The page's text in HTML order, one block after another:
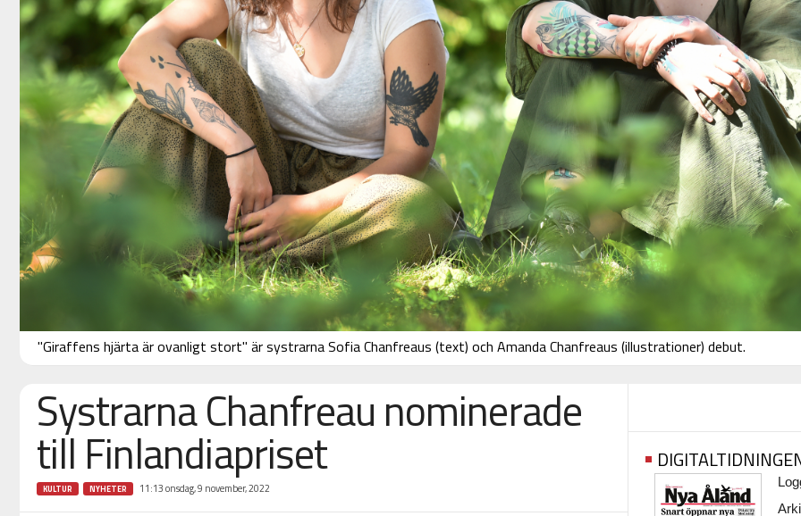
"Giraffens hjärta är ovanligt stort" är systrarna Sofia Chanfreaus (text) och Amanda Chanfreaus (illustrationer) debut.
Systrarna Chanfreau nominerade
till Finlandiapriset
KULTUR NYHETER 11:13 onsdag, 9 november, 2022